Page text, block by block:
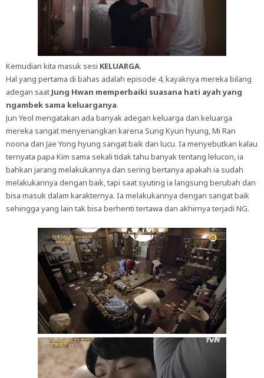
Kemudian kita masuk sesi KELUARGA.
Hal yang pertama di bahas adalah episode 4, kayaknya mereka bilang
adegan saat Jung Hwan memperbaiki suasana hati ayah yang
ngambek sama keluarganya.
Jun Yeol mengatakan ada banyak adegan keluarga dan keluarga
mereka sangat menyenangkan karena Sung Kyun hyung, Mi Ran
noona dan Jae Yong hyung sangat baik dan lucu. Ia menyebutkan kalau
ternyata papa Kim sama sekali tidak tahu banyak tentang lelucon, ia
bahkan jarang melakukannya dan sering bertanya apakah ia sudah
melakukannya dengan baik, tapi saat syuting ia langsung berubah dan
bisa masuk dalam karakternya. Ia melakukannya dengan sangat baik
sehingga yang lain tak bisa berhenti tertawa dan akhirnya terjadi NG.